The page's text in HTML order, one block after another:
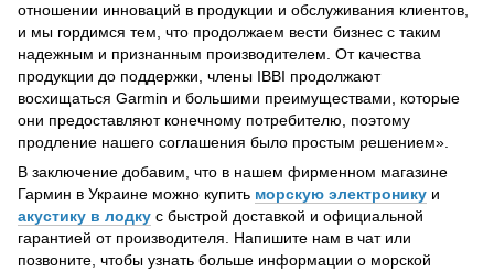
отношении инноваций в продукции и обслуживания клиентов,
и мы гордимся тем, что продолжаем вести бизнес с таким
надежным и признанным производителем. От качества
продукции до поддержки, члены IBBI продолжают
восхищаться Garmin и большими преимуществами, которые
они предоставляют конечному потребителю, поэтому
продление нашего соглашения было простым решением».
В заключение добавим, что в нашем фирменном магазине
Гармин в Украине можно купить морскую электронику и
акустику в лодку с быстрой доставкой и официальной
гарантией от производителя. Напишите нам в чат или
позвоните, чтобы узнать больше информации о морской